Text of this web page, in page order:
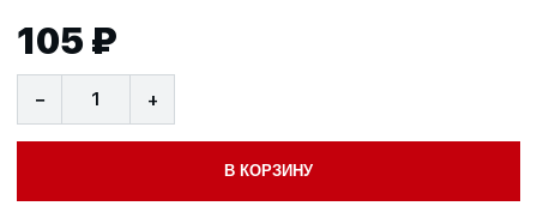
105 ₽
− +
В КОРЗИНУ